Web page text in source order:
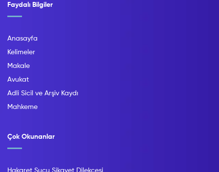
Faydalı Bilgiler
Anasayfa
Kelimeler
Makale
Avukat
Adli Sicil ve Arşiv Kaydı
Mahkeme
Çok Okunanlar
Hakaret Suçu Şikayet Dilekçesi